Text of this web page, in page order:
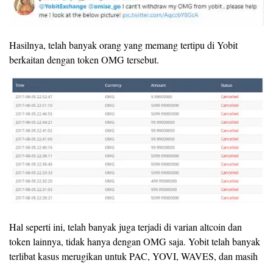
Hasilnya, telah banyak orang yang memang tertipu di Yobit
berkaitan dengan token OMG tersebut.
Hal seperti ini, telah banyak juga terjadi di varian altcoin dan
token lainnya, tidak hanya dengan OMG saja. Yobit telah banyak
terlibat kasus merugikan untuk PAC, YOVI, WAVES, dan masih